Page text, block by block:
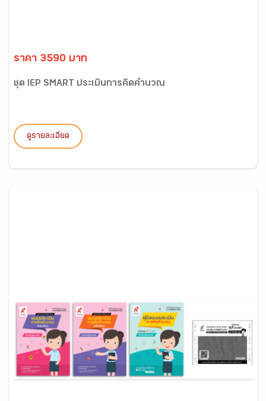
ราคา 3590 บาท
ชุด IEP SMART ประเมินการคิดคำนวณ
ดูรายละเอียด